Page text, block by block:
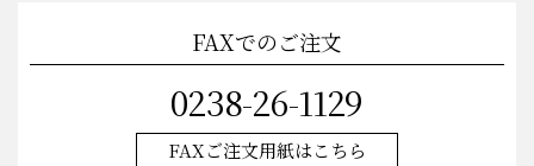
FAXでのご注文
0238-26-1129
FAXご注文用紙はこちら